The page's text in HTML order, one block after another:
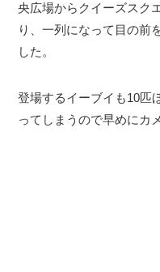
央広場からクイーズスク
り、一列になって目の前
した。
登場するイーブイも10匹
ってしまうので早めにカ